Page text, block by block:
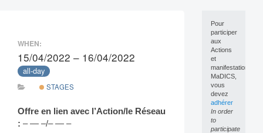
WHEN:
15/04/2022 – 16/04/2022
all-day
STAGES
Offre en lien avec l’Action/le Réseau
: – — –/– — –
Pour
participer
aux
Actions
et
manifestations
MaDICS,
vous
devez
adhérer
In order
to
participate